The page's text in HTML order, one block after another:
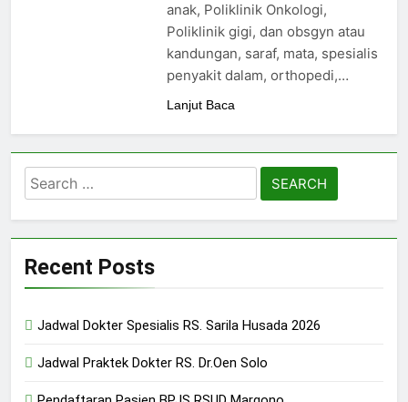
anak, Poliklinik Onkologi,
Poliklinik gigi, dan obsgyn atau
kandungan, saraf, mata, spesialis
penyakit dalam, orthopedi,…
Lanjut Baca
Search
for:
Recent Posts
Jadwal Dokter Spesialis RS. Sarila Husada 2026
Jadwal Praktek Dokter RS. Dr.Oen Solo